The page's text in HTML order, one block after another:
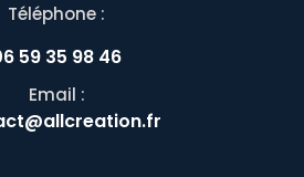
Téléphone :
59 35 98 46
Email :